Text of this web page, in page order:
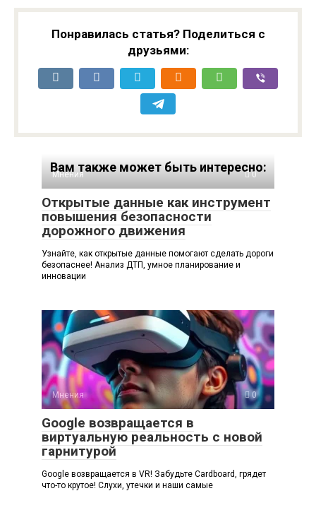
Понравилась статья? Поделиться с
друзьями:
Вам также может быть интересно:
Мнения 0
Открытые данные как инструмент
повышения безопасности
дорожного движения
Узнайте, как открытые данные помогают сделать дороги
безопаснее! Анализ ДТП, умное планирование и
инновации
Мнения 0
Google возвращается в
виртуальную реальность с новой
гарнитурой
Google возвращается в VR! Забудьте Cardboard, грядет
что-то крутое! Слухи, утечки и наши самые